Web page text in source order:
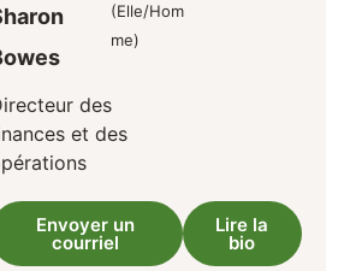
(Elle/Hom
me)
des
et des
Envoyer un
courriel
Lire la
bio